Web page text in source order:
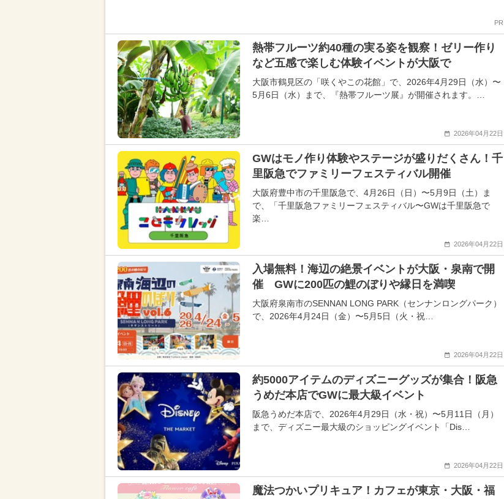
PR
熱帯フルーツ約40種の実る姿を観察！ゼリー作り
など五感で楽しむ体験イベントが大阪で
大阪市鶴見区の「咲くやこの花館」で、2026年4月29日（水）〜
5月6日（水）まで、『熱帯フルーツ展』が開催されます。…
2026年04月22日
GWはモノ作り体験やステージが盛りだくさん！千
里阪急でファミリーフェスティバル開催
大阪府豊中市の千里阪急で、4月26日（日）〜5月9日（土）ま
で、「千里阪急ファミリーフェスティバル〜GWは千里阪急で
楽…
2026年04月22日
入場無料！海辺の絶景イベントが大阪・泉南で開
催 GWに200匹の鯉のぼりや縁日を満喫
大阪府泉南市のSENNAN LONG PARK（センナンロングパーク）
で、2026年4月24日（金）〜5月5日（火・祝…
2026年04月22日
約5000アイテムのディズニーグッズが集合！阪急
うめだ本店でGWに最大級イベント
阪急うめだ本店で、2026年4月29日（水・祝）〜5月11日（月）
まで、ディズニー最大級のショッピングイベント「Dis…
2026年04月22日
魔法つかいプリキュア！カフェが東京・大阪・福